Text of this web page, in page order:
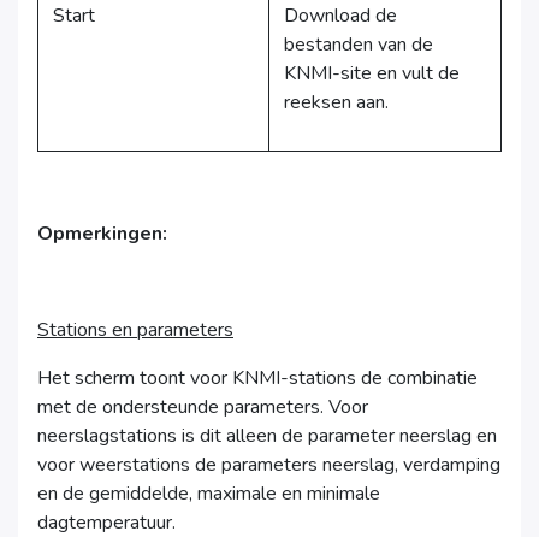
Start
Download de
bestanden van de
KNMI-site en vult de
reeksen aan.
Opmerkingen:
Stations en parameters
Het scherm toont voor KNMI-stations de combinatie
met de ondersteunde parameters. Voor
neerslagstations is dit alleen de parameter neerslag en
voor weerstations de parameters neerslag, verdamping
en de gemiddelde, maximale en minimale
dagtemperatuur.